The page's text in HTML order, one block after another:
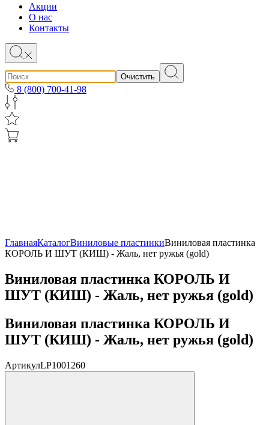
Акции
О нас
Контакты
Очистить
8 (800) 700-41-98
ГлавнаяКаталогВиниловые пластинкиВиниловая пластинка
КОРОЛЬ И ШУТ (КИШ) - Жаль, нет ружья (gold)
Виниловая пластинка КОРОЛЬ И
ШУТ (КИШ) - Жаль, нет ружья (gold)
Виниловая пластинка КОРОЛЬ И
ШУТ (КИШ) - Жаль, нет ружья (gold)
АртикулLP1001260